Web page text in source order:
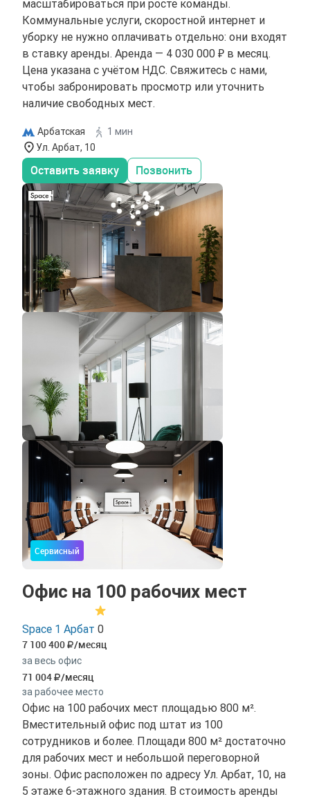
масштабироваться при росте команды.
Коммунальные услуги, скоростной интернет и
уборку не нужно оплачивать отдельно: они входят
в ставку аренды. Аренда — 4 030 000 ₽ в месяц.
Цена указана с учётом НДС. Свяжитесь с нами,
чтобы забронировать просмотр или уточнить
наличие свободных мест.
Арбатская
1 мин
Ул. Арбат, 10
Оставить заявку Позвонить
Сервисный
Офис на 100 рабочих мест
Space 1 Арбат 0
7 100 400 /месяц
за весь офис
71 004 /месяц
за рабочее место
Офис на 100 рабочих мест площадью 800 м².
Вместительный офис под штат из 100
сотрудников и более. Площади 800 м² достаточно
для рабочих мест и небольшой переговорной
зоны. Офис расположен по адресу Ул. Арбат, 10, на
5 этаже 6-этажного здания. В стоимость аренды